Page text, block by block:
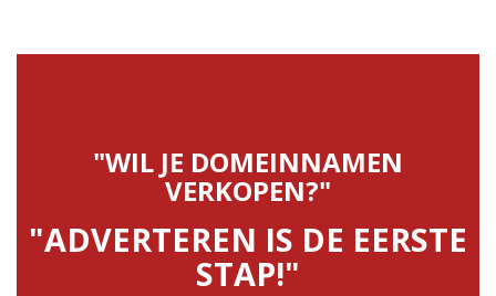
"WIL JE DOMEINNAMEN
VERKOPEN?"
"ADVERTEREN IS DE EERSTE
STAP!"